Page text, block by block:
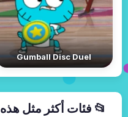
Gumball Disc Duel
📂 فئات أكثر مثل هذه